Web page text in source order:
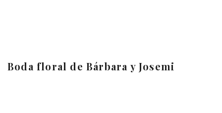
Boda floral de Bárbara y Josemi